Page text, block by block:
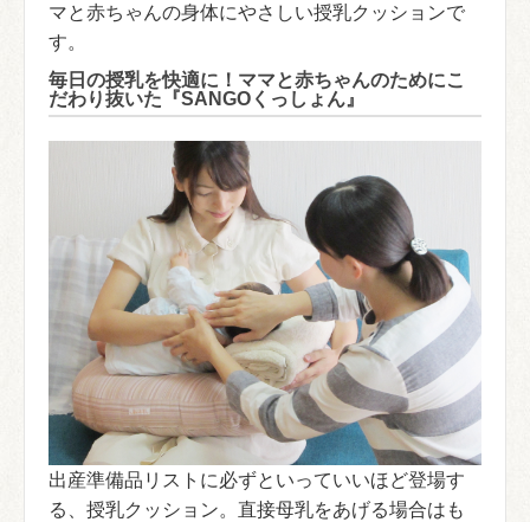
マと赤ちゃんの身体にやさしい授乳クッションで
す。
毎日の授乳を快適に！ママと赤ちゃんのためにこ
だわり抜いた『SANGOくっしょん』
出産準備品リストに必ずといっていいほど登場す
る、授乳クッション。直接母乳をあげる場合はも